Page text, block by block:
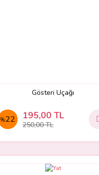
Gösteri Uçağı
%22 195,00 TL
250,00 TL